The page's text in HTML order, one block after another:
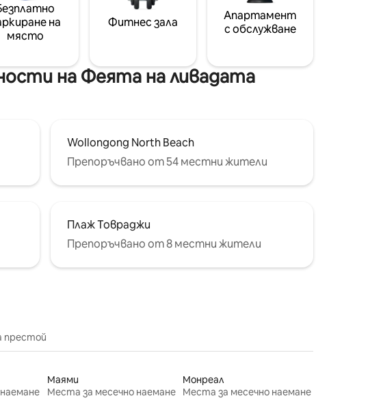
на
място
Фитнес зала
Апартамент
с обслужване
на Феята на ливадата
Wollongong North Beach
Препоръчвано от 54 местни жители
Плаж Товраджи
Препоръчвано от 8 местни жители
престой
Маями
Места за месечно наемане
Монреал
Места за месечно наемане